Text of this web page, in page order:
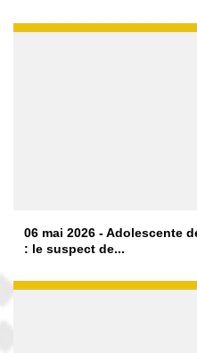
06 mai 2026 - Adolescente
: le suspect de...